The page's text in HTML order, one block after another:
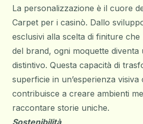
La personalizzazione è il cuore
Carpet per i casinò. Dallo
esclusivi alla scelta di finiture che
del brand, ogni moquette diventa
distintivo. Questa capacità di
superficie in un’esperienza visiva
contribuisce a creare ambienti
raccontare storie uniche.